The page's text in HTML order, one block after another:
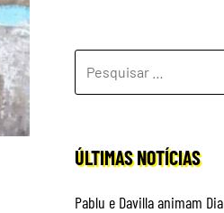
POR:
ÚLTIMAS NOTÍCIAS
Pablu e Davilla animam Dia